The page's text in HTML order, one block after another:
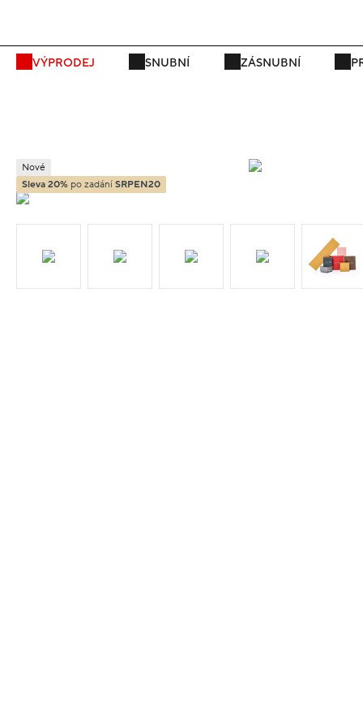
VÝPRODEJ SNUBNÍ ZÁSNUBNÍ
Nové
Sleva 20% po zadání SRPEN20